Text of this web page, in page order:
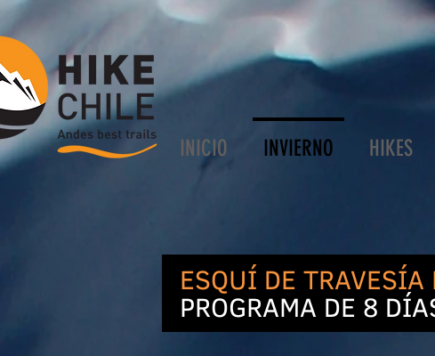
INICIO INVIERNO HIKES
ESQUÍ DE TRAVESÍA
PROGRAMA DE 8